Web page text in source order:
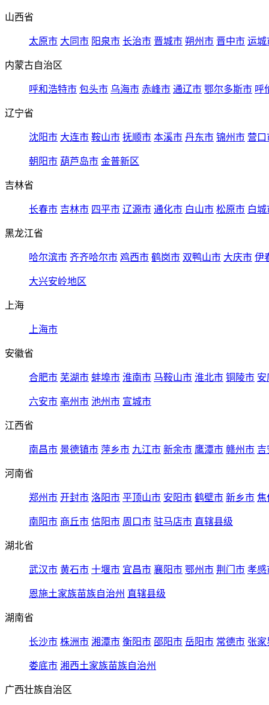
山西省
太原市 大同市 阳泉市 长治市 晋城市 朔州市 晋中市 运城
内蒙古自治区
呼和浩特市 包头市 乌海市 赤峰市 通辽市 鄂尔多斯市 呼
辽宁省
沈阳市 大连市 鞍山市 抚顺市 本溪市 丹东市 锦州市 营口
朝阳市 葫芦岛市 金普新区
吉林省
长春市 吉林市 四平市 辽源市 通化市 白山市 松原市 白城
黑龙江省
哈尔滨市 齐齐哈尔市 鸡西市 鹤岗市 双鸭山市 大庆市 伊
大兴安岭地区
上海
上海市
安徽省
合肥市 芜湖市 蚌埠市 淮南市 马鞍山市 淮北市 铜陵市 安
六安市 亳州市 池州市 宣城市
江西省
南昌市 景德镇市 萍乡市 九江市 新余市 鹰潭市 赣州市 吉
河南省
郑州市 开封市 洛阳市 平顶山市 安阳市 鹤壁市 新乡市 焦
南阳市 商丘市 信阳市 周口市 驻马店市 直辖县级
湖北省
武汉市 黄石市 十堰市 宜昌市 襄阳市 鄂州市 荆门市 孝感
恩施土家族苗族自治州 直辖县级
湖南省
长沙市 株洲市 湘潭市 衡阳市 邵阳市 岳阳市 常德市 张家
娄底市 湘西土家族苗族自治州
广西壮族自治区